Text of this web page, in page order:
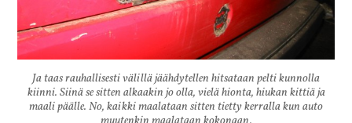
Ja taas rauhallisesti välillä jäähdytellen hitsataan pelti kunnolla
kiinni. Siinä se sitten alkaakin jo olla, vielä hionta, hiukan kittiä ja
maali päälle. No, kaikki maalataan sitten tietty kerralla kun auto